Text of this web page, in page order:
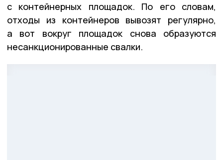
с контейнерных площадок. По его словам,
отходы из контейнеров вывозят регулярно,
а вот вокруг площадок снова образуются
несанкционированные свалки.